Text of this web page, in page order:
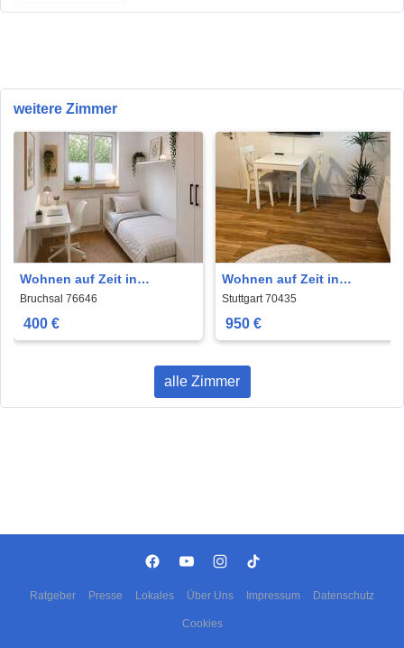
weitere Zimmer
Wohnen auf Zeit in
Bruchsal 400 €
Bruchsal 76646
400 €
Wohnen auf Zeit in
Stuttgart 950 €
Stuttgart 70435
950 €
alle Zimmer
Ratgeber Presse Lokales Über Uns Impressum Datenschutz
Cookies